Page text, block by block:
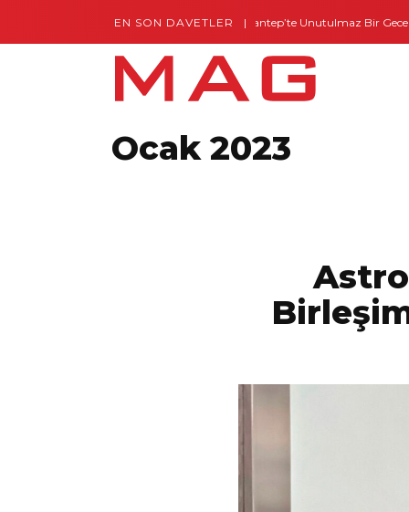
EN SON DAVETLER
Gaziantep’te Unutulmaz Bir Gece – Posh and
Ocak 2023